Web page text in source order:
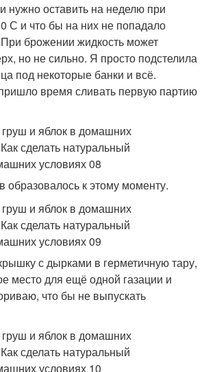
нужно оставить на неделю при
С и что бы на них не попадало
брожении жидкость может
но не сильно. Я просто подстелила
под некоторые банки и всё.
время сливать первую партию
образовалось к этому моменту.
с дырками в герметичную тару,
место для ещё одной газации и
что бы не выпускать